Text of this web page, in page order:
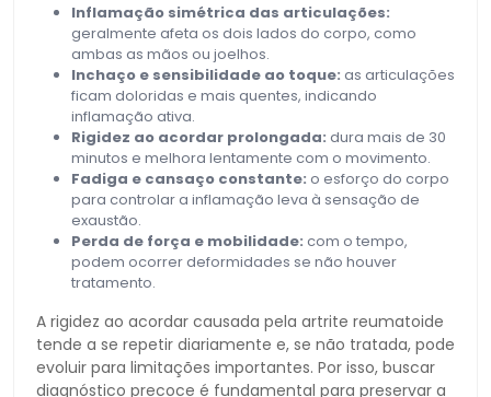
Inflamação simétrica das articulações:
geralmente afeta os dois lados do corpo, como
ambas as mãos ou joelhos.
Inchaço e sensibilidade ao toque: as articulações
ficam doloridas e mais quentes, indicando
inflamação ativa.
Rigidez ao acordar prolongada: dura mais de 30
minutos e melhora lentamente com o movimento.
Fadiga e cansaço constante: o esforço do corpo
para controlar a inflamação leva à sensação de
exaustão.
Perda de força e mobilidade: com o tempo,
podem ocorrer deformidades se não houver
tratamento.
A rigidez ao acordar causada pela artrite reumatoide
tende a se repetir diariamente e, se não tratada, pode
evoluir para limitações importantes. Por isso, buscar
diagnóstico precoce é fundamental para preservar a